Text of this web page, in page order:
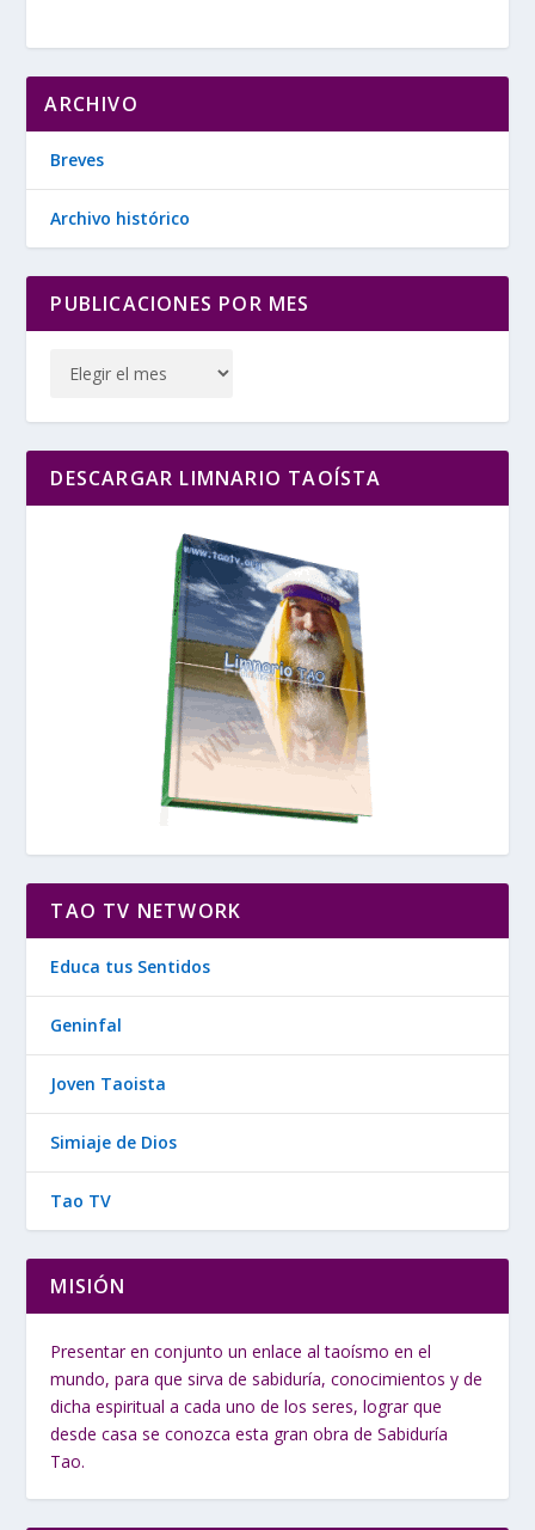
ARCHIVO
Breves
Archivo histórico
PUBLICACIONES POR MES
DESCARGAR LIMNARIO TAOÍSTA
TAO TV NETWORK
Educa tus Sentidos
Geninfal
Joven Taoista
Simiaje de Dios
Tao TV
MISIÓN
Presentar en conjunto un enlace al taoísmo en el
mundo, para que sirva de sabiduría, conocimientos y de
dicha espiritual a cada uno de los seres, lograr que
desde casa se conozca esta gran obra de Sabiduría
Tao.